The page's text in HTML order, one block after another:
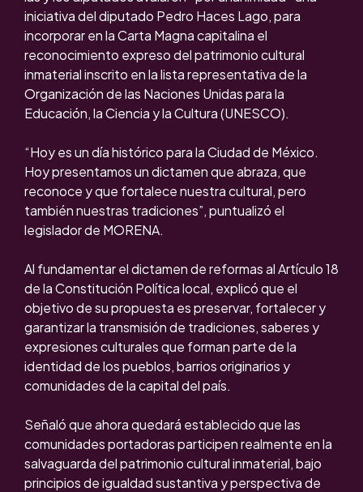
iniciativa del diputado Pedro Haces Lago, para
incorporar en la Carta Magna capitalina el
reconocimiento expreso del patrimonio cultural
inmaterial inscrito en la lista representativa de la
Organización de las Naciones Unidas para la
Educación, la Ciencia y la Cultura (UNESCO).
“Hoy es un día histórico para la Ciudad de México.
Hoy presentamos un dictamen que abraza, que
reconoce y que fortalece nuestra cultural, pero
también nuestras tradiciones”, puntualizó el
legislador de MORENA.
Al fundamentar el dictamen de reformas al Artículo 18
de la Constitución Política local, explicó que el
objetivo de su propuesta es preservar, fortalecer y
garantizar la transmisión de tradiciones, saberes y
expresiones culturales que forman parte de la
identidad de los pueblos, barrios originarios y
comunidades de la capital del país.
Señaló que ahora quedará establecido que las
comunidades portadoras participen realmente en la
salvaguarda del patrimonio cultural inmaterial, bajo
principios de igualdad sustantiva y perspectiva de